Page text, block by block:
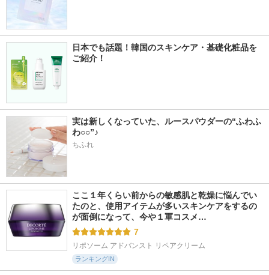
日本でも話題！韓国のスキンケア・基礎化粧品を
ご紹介！
実は新しくなっていた、ルースパウダーの“ふわふ
わ○○”♪
ちふれ
ここ１年くらい前からの敏感肌と乾燥に悩んでい
たのと、使用アイテムが多いスキンケアをするの
が面倒になって、今や１軍コスメ…
7
リポソーム アドバンスト リペアクリーム
ランキングIN